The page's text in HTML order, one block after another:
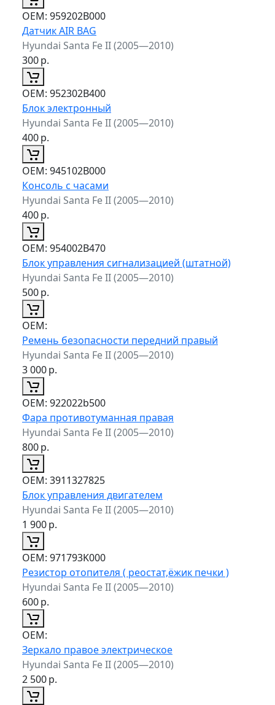
ОЕМ: 959202B000
Датчик AIR BAG
Hyundai Santa Fe II (2005—2010)
300р.
ОЕМ: 952302B400
Блок электронный
Hyundai Santa Fe II (2005—2010)
400р.
ОЕМ: 945102B000
Консоль с часами
Hyundai Santa Fe II (2005—2010)
400р.
ОЕМ: 954002B470
Блок управления сигнализацией (штатной)
Hyundai Santa Fe II (2005—2010)
500р.
ОЕМ:
Ремень безопасности передний правый
Hyundai Santa Fe II (2005—2010)
3 000р.
ОЕМ: 922022b500
Фара противотуманная правая
Hyundai Santa Fe II (2005—2010)
800р.
ОЕМ: 3911327825
Блок управления двигателем
Hyundai Santa Fe II (2005—2010)
1 900р.
ОЕМ: 971793K000
Резистор отопителя ( реостат,ёжик печки )
Hyundai Santa Fe II (2005—2010)
600р.
ОЕМ:
Зеркало правое электрическое
Hyundai Santa Fe II (2005—2010)
2 500р.